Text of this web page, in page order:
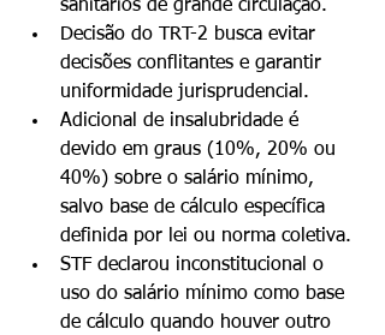
sanitários de grande circulação.
Decisão do TRT-2 busca evitar
decisões conflitantes e garantir
uniformidade jurisprudencial.
Adicional de insalubridade é
devido em graus (10%, 20% ou
40%) sobre o salário mínimo,
salvo base de cálculo específica
definida por lei ou norma coletiva.
STF declarou inconstitucional o
uso do salário mínimo como base
de cálculo quando houver outro